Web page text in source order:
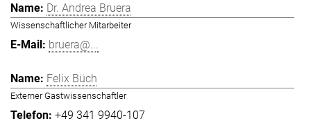
Dr. Andrea Bruera
Wissenschaftlicher Mitarbeiter
bruera@...
Felix Büch
Externer Gastwissenschaftler
+49 341 9940-107